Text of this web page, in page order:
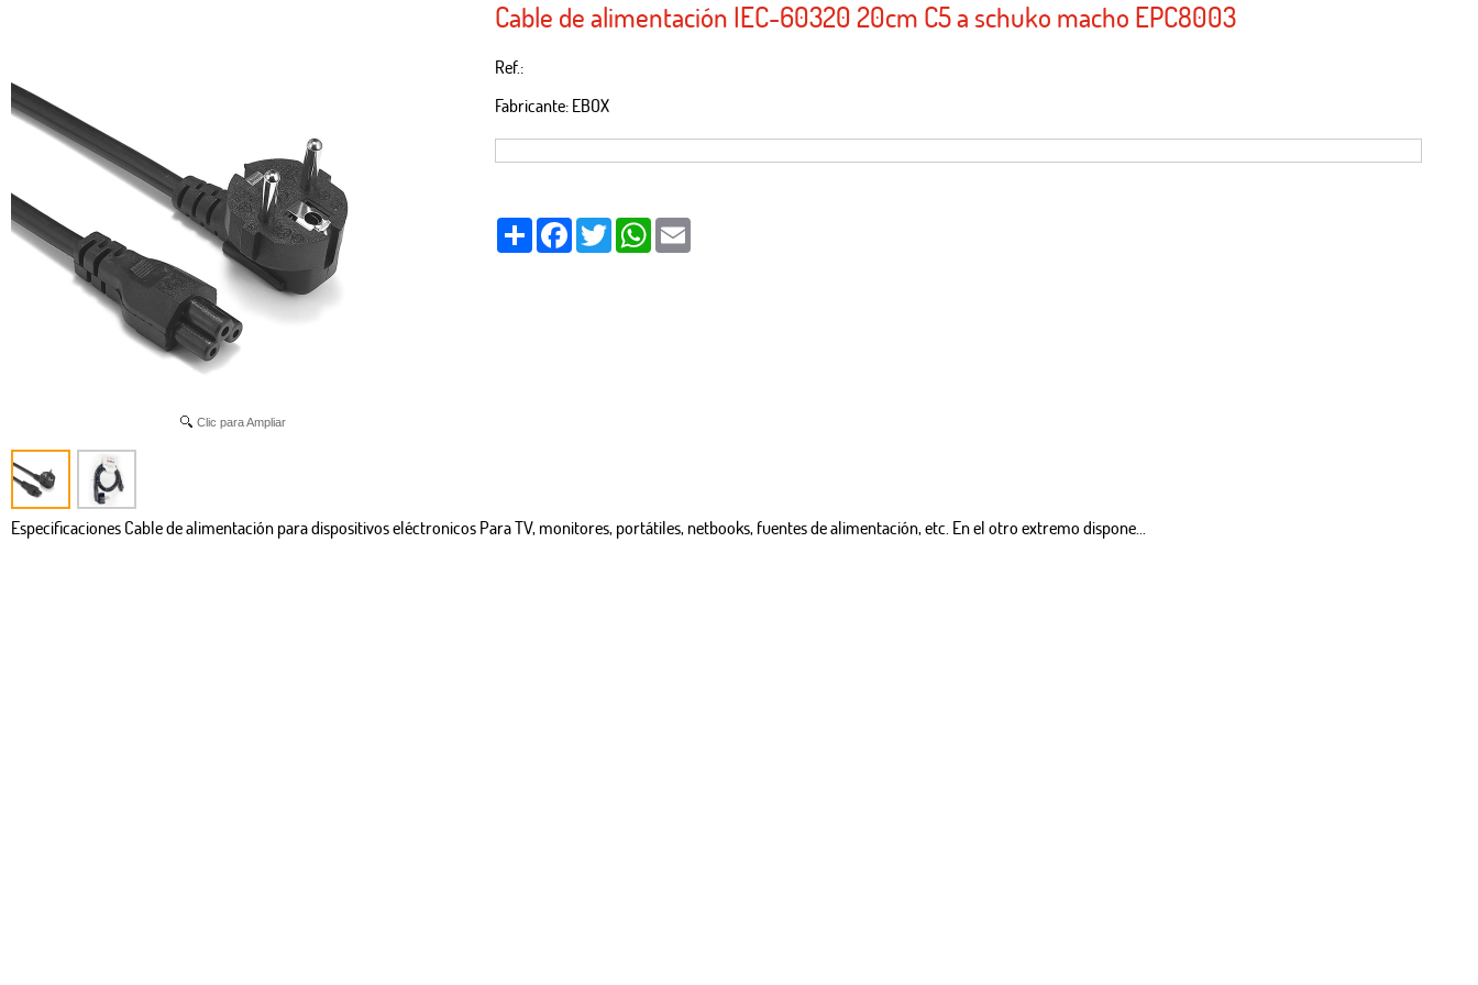
Clic para Ampliar
Cable de alimentación IEC-60320 20cm C5 a schuko macho EPC8003
Ref.:
Fabricante: EBOX
Share FacebookTwitterWhatsApp
Especificaciones Cable de alimentación para dispositivos eléctronicos Para TV, monitores, portátiles, netbooks, fuentes de alimentación, etc. En el otro extremo dispone...